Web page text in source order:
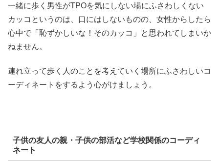
一緒に歩く男性がTPOを気にしない場にふさわしくない
カッコというのは、口にはしないものの、女性からしたら
心中で「恥ずかしいな！そのカッコ」と思われてしまいか
ねません。
連れ立って歩く人のことを考えていく場所にふさわしいコ
ーディネートをするよう心がけましょう。
子供の友人の親・子供の部活など学校関係のコーディ
ネート